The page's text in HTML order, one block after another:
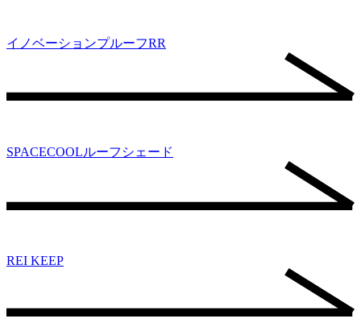
イノベーションプルーフRR
SPACECOOLルーフシェード
REI KEEP